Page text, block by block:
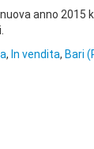
anno 2015
, In vendita, Bari